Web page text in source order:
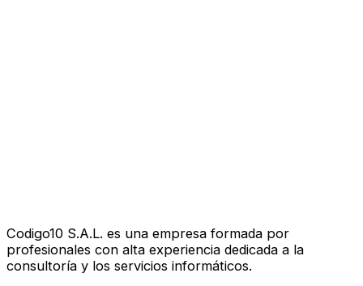
Codigo10 S.A.L. es una empresa formada por
profesionales con alta experiencia dedicada a la
consultoría y los servicios informáticos.